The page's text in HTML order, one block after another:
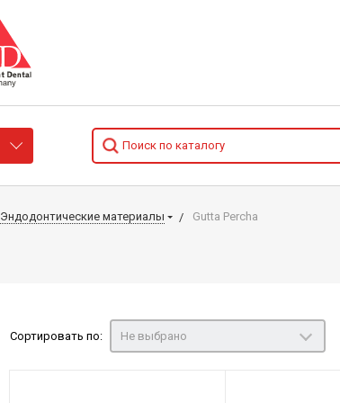
Эндодонтические материалы Gutta Percha
Сортировать по: Не выбрано